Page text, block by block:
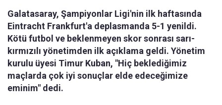
Galatasaray, Şampiyonlar Ligi'nin ilk haftasında
Eintracht Frankfurt'a deplasmanda 5-1 yenildi.
Kötü futbol ve beklenmeyen skor sonrası sarı-
kırmızılı yönetimden ilk açıklama geldi. Yönetim
kurulu üyesi Timur Kuban, "Hiç beklediğimiz
maçlarda çok iyi sonuçlar elde edeceğimize
eminim" dedi.